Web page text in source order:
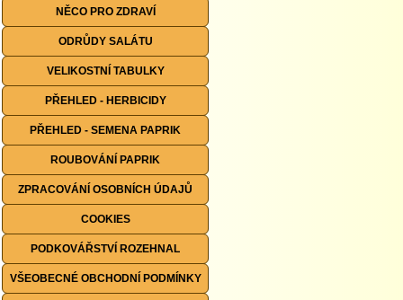
NĚCO PRO ZDRAVÍ
ODRŮDY SALÁTU
VELIKOSTNÍ TABULKY
PŘEHLED - HERBICIDY
PŘEHLED - SEMENA PAPRIK
ROUBOVÁNÍ PAPRIK
ZPRACOVÁNÍ OSOBNÍCH ÚDAJŮ
COOKIES
PODKOVÁŘSTVÍ ROZEHNAL
VŠEOBECNÉ OBCHODNÍ PODMÍNKY